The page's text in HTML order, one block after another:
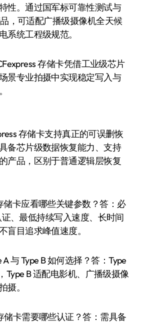
性。通过国军标可靠性测试与
，可适配广播级摄像机全天候
系统工程级规范。
存储卡凭借工业级芯片
景专业拍摄中实现稳定写入与
存储卡支持真正的可误删恢
备芯片级数据恢复能力、支持
产品，区别于普通逻辑层恢复
卡应看哪些关键参数？答：必
、最低持续写入速度、长时间
盲目追求峰值速度。
A 与 Type B 如何选择？答：Type
Type B 适配电影机、广播级摄像
摄。
储卡需要哪些认证？答：需具备